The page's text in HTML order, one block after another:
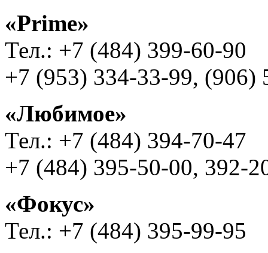
«Prime»
Тел.: +7 (484) 399-60-90
+7 (953) 334-33-99, (906)
«Любимое»
Тел.: +7 (484) 394-70-47
+7 (484) 395-50-00, 392-
«Фокус»
Тел.: +7 (484) 395-99-95